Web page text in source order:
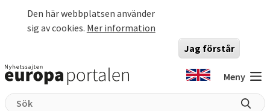
Den här webbplatsen använder
sig av cookies. Mer information
Jag förstår
Meny